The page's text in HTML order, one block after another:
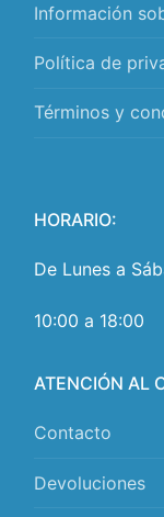
Información
Política de
Términos y
HORARIO:
De Lunes a
10:00 a 18:00
ATENCIÓN AL
Contacto
Devoluciones